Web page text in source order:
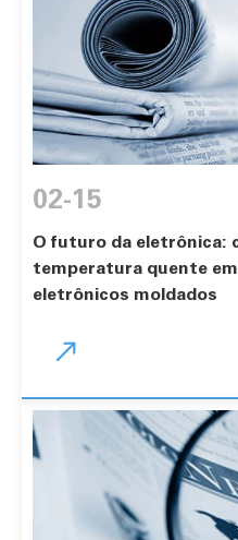
02-15
O futuro da eletrônica:
temperatura quente
eletrônicos moldados
